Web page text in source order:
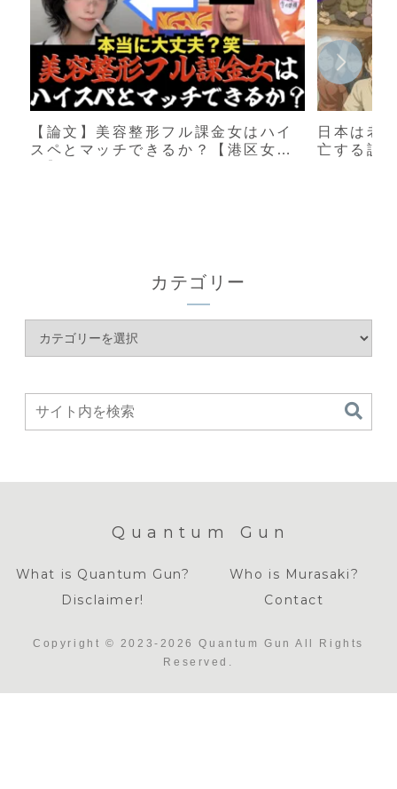
【論文】美容整形フル課金女はハイ
スペとマッチできるか？【港区女
日本は老
亡する説
カテゴリー
Quantum Gun
What is Quantum Gun?
Who is Murasaki?
Disclaimer!
Contact
Copyright © 2023-2026 Quantum Gun All Rights
Reserved.